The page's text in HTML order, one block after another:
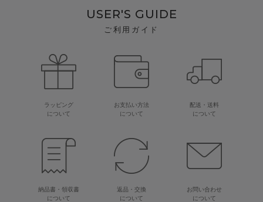
USER'S GUIDE
ご利用ガイド
ラッピング
について
お支払い方法
について
配送・送料
について
納品書・領収書
について
返品・交換
について
お問い合わせ
について